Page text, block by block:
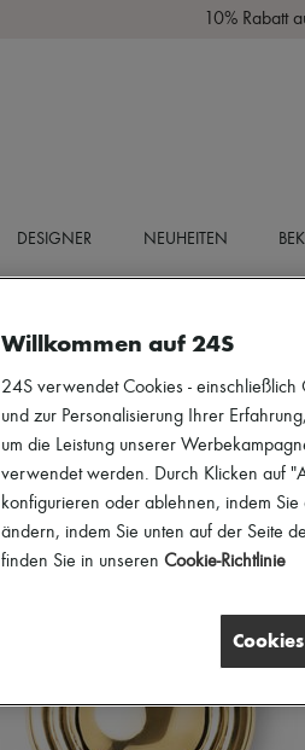
10% Rabatt
DESIGNER NEUHEITEN
Willkommen auf 24S
24S verwendet Cookies - einschließlich
und zur Personalisierung Ihrer
um die Leistung unserer
verwendet werden. Durch Klicken auf
konfigurieren oder ablehnen, indem
ändern, indem Sie unten auf der Seite
finden Sie in unseren Cookie-Richtlinie